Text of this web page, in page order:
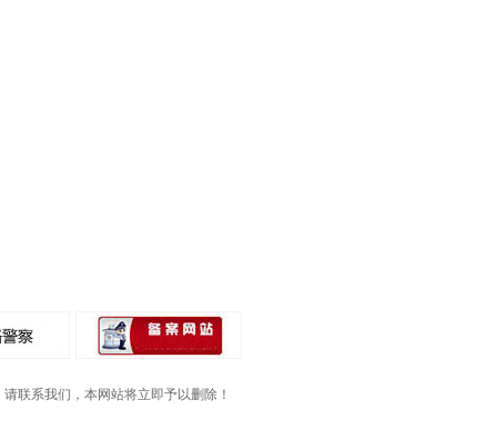
联系我们，本网站将立即予以删除！